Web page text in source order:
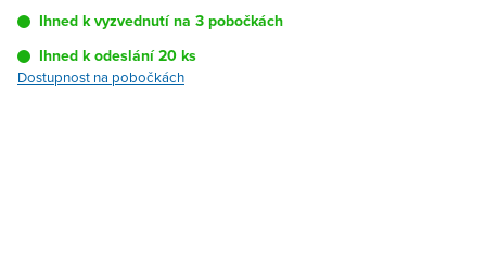
Ihned k vyzvednutí na 3 pobočkách
Ihned k odeslání 20 ks
Dostupnost na pobočkách